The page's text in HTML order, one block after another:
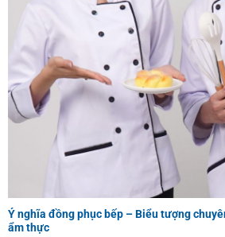
Ý nghĩa đồng phục bếp – Biểu tượng
ẩm thực